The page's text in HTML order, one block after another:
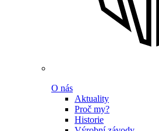
O nás
Aktuality
Proč my?
Historie